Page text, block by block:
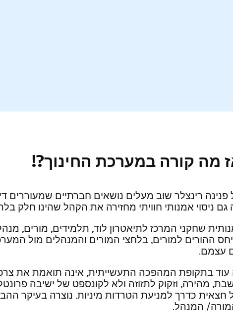
קורה במערכת החינוך?!
רינצלר שוב מעלים נושאים חברתיים שמעוררים
ניסוי אמנותי חוויתי מחזירה את הקהל שהינו חלק
שחקני המרכז לתיאטרון לוד, תלמידים, מורים,
ההורים למורים, בלחצי המורים והמנהלים מול
עצמם.
עוד בתקופת המהפכה התעשייתית, אינה תואמת את
מהירה, וזקוק לתזוזה ולא לקונספט של ישיבה
כדרך למניעת הטרדות מיניות. נוצרה בעיקר
המנהל.